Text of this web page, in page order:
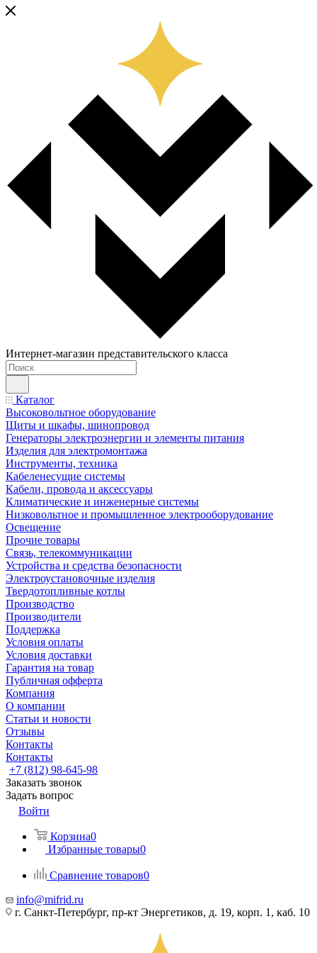
Интернет-магазин представительского класса
Каталог
Высоковольтное оборудование
Щиты и шкафы, шинопровод
Генераторы электроэнергии и элементы питания
Изделия для электромонтажа
Инструменты, техника
Кабеленесущие системы
Кабели, провода и аксессуары
Климатические и инженерные системы
Низковольтное и промышленное электрооборудование
Освещение
Прочие товары
Связь, телекоммуникации
Устройства и средства безопасности
Электроустановочные изделия
Твердотопливные котлы
Производство
Производители
Поддержка
Условия оплаты
Условия доставки
Гарантия на товар
Публичная офферта
Компания
О компании
Статьи и новости
Отзывы
Контакты
Контакты
+7 (812) 98-645-98
Заказать звонок
Задать вопрос
Войти
Корзина0
Избранные товары0
Сравнение товаров0
info@mifrid.ru
г. Санкт-Петербург, пр-кт Энергетиков, д. 19, корп. 1, каб. 10